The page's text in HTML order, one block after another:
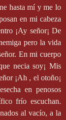
hasta mí y me lo
en mi cabeza
¡Ay señor¡ De
pero la vida
En mi cuerpo
necia soy¡ Mis
¡Ah , el otoño¡
en penosos
frío escuchan.
al vacío, a la